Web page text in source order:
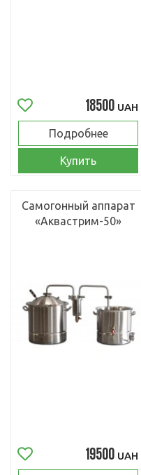
18500 UAH
Подробнее
Купить
Самогонный аппарат
«Аквастрим-50»
19500 UAH